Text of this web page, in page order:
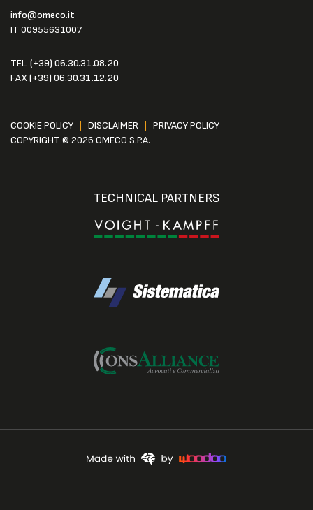
info@omeco.it
IT 00955631007
TEL. (+39) 06.30.31.08.20
FAX(+39) 06.30.31.12.20
COOKIE POLICY DISCLAIMER
PRIVACY POLICY
COPYRIGHT © 2026 OMECO S.P.A.
TECHNICAL PARTNERS